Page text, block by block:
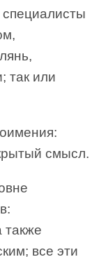
так или
смысл.
также
все эти